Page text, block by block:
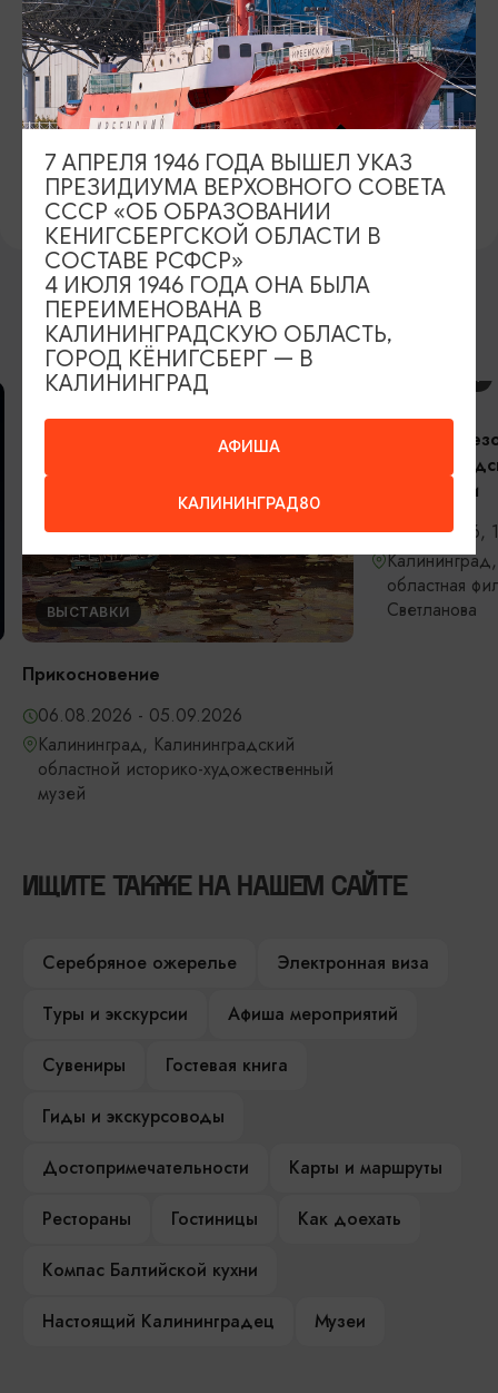
БИЛЕТЫ
350 руб.
Дети до 7 лет - бесплатно.
ОФИЦИАЛЬНЫЙ САЙТ
Официальный сайт
ВОЗМОЖНО ВАС ЗАИНТЕРЕСУЕТ
ВЫСТАВКИ
Прикосновение
06.08.2026 - 05.09.2026
Калининград, Калининградский
областной историко-художественный
музей
КОНЦЕРТЫ
Открытие
филармонии
06.09.2026,
областная
Светланова
ИЩИТЕ ТАКЖЕ НА НАШЕМ САЙТЕ
Серебряное ожерелье
Электронная виза
Туры и экскурсии
Афиша мероприятий
Сувениры
Гостевая книга
Гиды и экскурсоводы
Достопримечательности
Карты и маршруты
Рестораны
Гостиницы
Как доехать
Компас Балтийской кухни
Настоящий Калининградец
Музеи
АФИША
КАЛИНИНГРАД80
7 АПРЕЛЯ 1946 ГОДА ВЫШЕЛ УКАЗ
ПРЕЗИДИУМА ВЕРХОВНОГО СОВЕТА
СССР «ОБ ОБРАЗОВАНИИ
КЕНИГСБЕРГСКОЙ ОБЛАСТИ В
СОСТАВЕ РСФСР»
4 ИЮЛЯ 1946 ГОДА ОНА БЫЛА
ПЕРЕИМЕНОВАНА В
КАЛИНИНГРАДСКУЮ ОБЛАСТЬ,
ГОРОД КЁНИГСБЕРГ — В
КАЛИНИНГРАД